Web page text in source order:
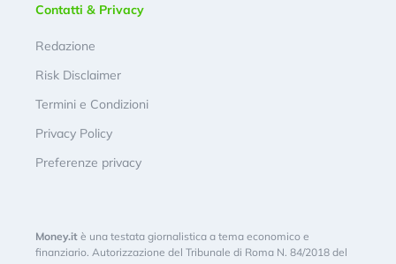
Contatti & Privacy
Redazione
Risk Disclaimer
Termini e Condizioni
Privacy Policy
Preferenze privacy
Money.it è una testata giornalistica a tema economico e
finanziario. Autorizzazione del Tribunale di Roma N. 84/2018 del